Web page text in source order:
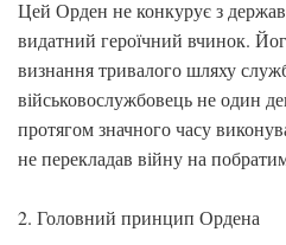
Цей Орден не конкурує з
видатний героїчний вчинок.
визнання тривалого шляху
військовослужбовець не один
протягом значного часу
не перекладав війну на
2. Головний принцип Ордена